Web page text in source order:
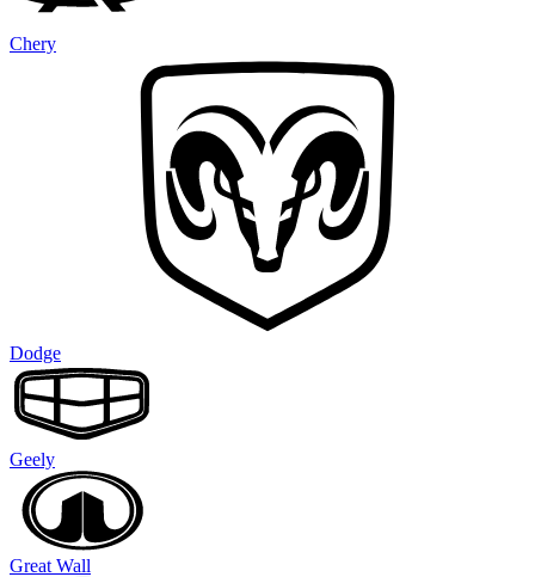
Chery
Dodge
Geely
Great Wall